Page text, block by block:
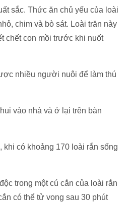
sắc. Thức ăn chủ yếu của loài
chim và bò sát. Loài trăn này
chết con mồi trước khi nuốt
nhiều người nuôi để làm thú
vào nhà và ở lại trên bàn
khi có khoảng 170 loài rắn sống
trong một cú cắn của loài rắn
có thể tử vong sau 30 phút